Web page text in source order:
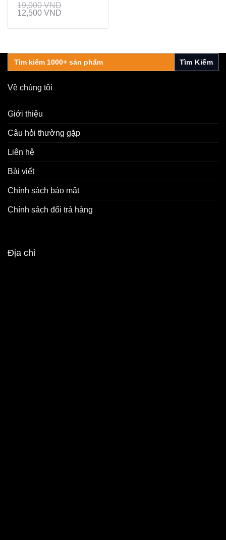
19,000VND
12,500 VND
Search
for:
Về chúng tôi
Giới thiệu
Câu hỏi thường gặp
Liên hệ
Bài viết
Chính sách bảo mật
Chính sách đổi trả hàng
Địa chỉ